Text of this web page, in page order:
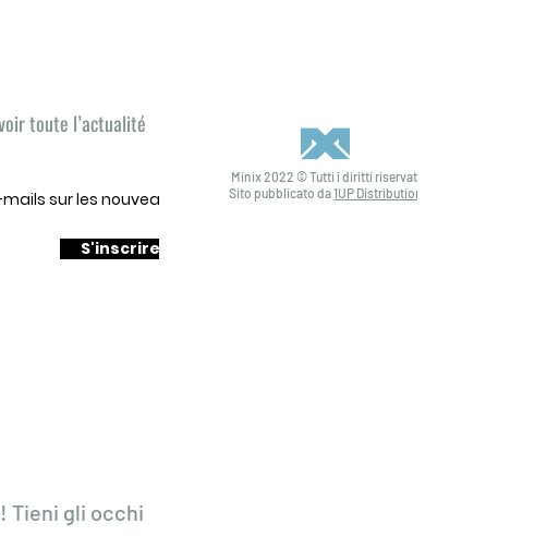
toute l’actualité
sur les nouveautés
S'inscrire
Minix 2022 © Tutti i diritti riservati
Sito pubblicato da1UP Distribution
Tieni gli occhi